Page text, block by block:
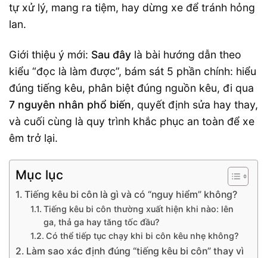
tự xử lý, mang ra tiệm, hay dừng xe để tránh hỏng
lan.
Giới thiệu ý mới: Sau đây là bài hướng dẫn theo
kiểu “đọc là làm được”, bám sát 5 phần chính: hiểu
đúng tiếng kêu, phân biệt đúng nguồn kêu, đi qua
7 nguyên nhân phổ biến, quyết định sửa hay thay,
và cuối cùng là quy trình khắc phục an toàn để xe
êm trở lại.
Mục lục
Tiếng kêu bi côn là gì và có “nguy hiểm” không?
Tiếng kêu bi côn thường xuất hiện khi nào: lên
ga, thả ga hay tăng tốc đầu?
Có thể tiếp tục chạy khi bi côn kêu nhẹ không?
Làm sao xác định đúng “tiếng kêu bi côn” thay vì